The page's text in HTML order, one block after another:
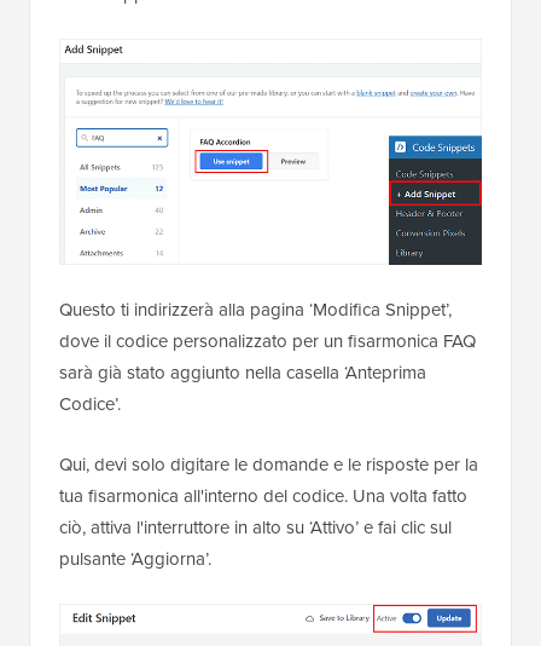
Questo ti indirizzerà alla pagina ‘Modifica Snippet’,
dove il codice personalizzato per un fisarmonica FAQ
sarà già stato aggiunto nella casella ‘Anteprima
Codice’.
Qui, devi solo digitare le domande e le risposte per la
tua fisarmonica all'interno del codice. Una volta fatto
ciò, attiva l'interruttore in alto su ‘Attivo’ e fai clic sul
pulsante ‘Aggiorna’.